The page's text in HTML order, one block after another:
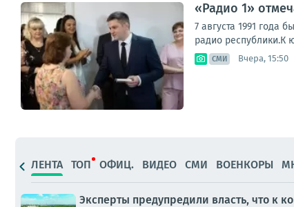
«Радио 1»
7 августа 1991 года
радио республики.К
СМИ Вчера, 15:50
ЛЕНТА ТОП ОФИЦ. ВИДЕО СМИ ВОЕНКОРЫ
Эксперты предупредили власть, что к